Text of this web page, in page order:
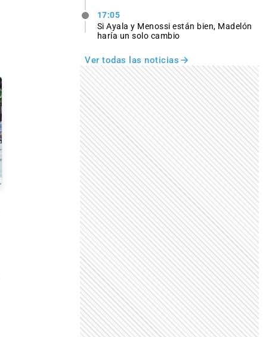
17:05
Si Ayala y Menossi están bien, Madelón
haría un solo cambio
Ver todas las noticias